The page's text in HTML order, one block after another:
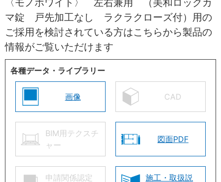
〈モノホワイト〉 左右兼用 （美和ロックカ
マ錠 戸先加工なし ラクラクローズ付）用の
ご採用を検討されている方はこちらから製品の
情報がご覧いただけます
各種データ・ライブラリー
画像 CAD
BIM用テクスチ
ャー
図面PDF
申請関係認定
施工・取扱説